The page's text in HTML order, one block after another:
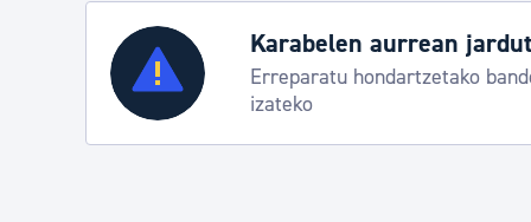
Zerbitzuak
Errolda eta gai pertsonalak
Karabelen aurrean
Erreparatu hondartzetako
izateko